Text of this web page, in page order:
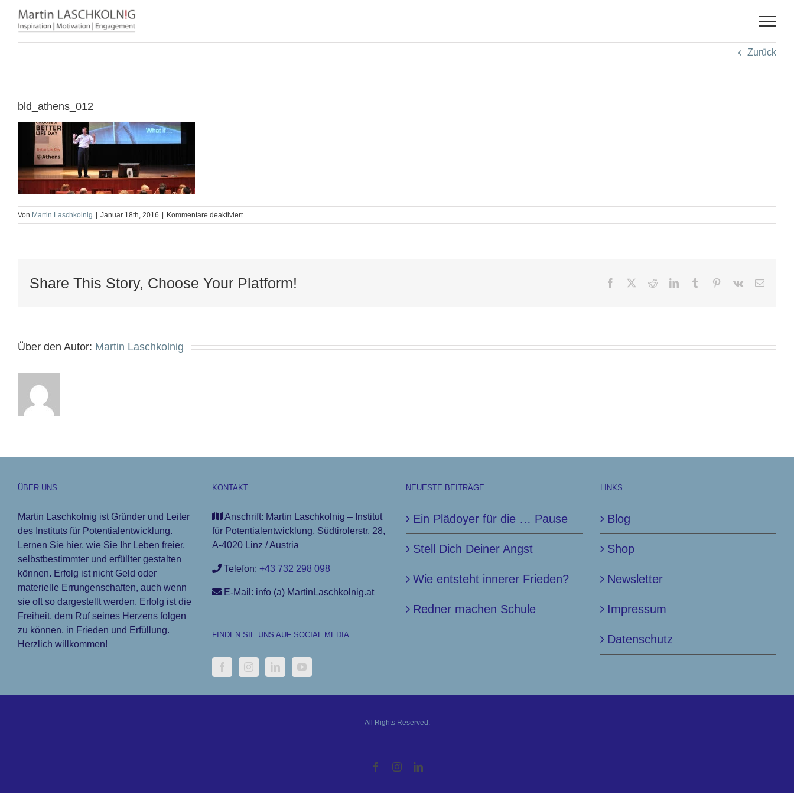
Inhalt
springen
Zurück
bld_athens_012
Von Martin Laschkolnig Januar 18th, 2016 Kommentare deaktiviertfür
bld_athens_012
Share This Story, Choose Your Platform! Facebook RedditLinkedInTumblr Pinterest
Vk
E-
Über den Autor: Martin Laschkolnig
ÜBER UNS
Martin Laschkolnig ist Gründer und Leiter
des Instituts für Potentialentwicklung.
Lernen Sie hier, wie Sie Ihr Leben freier,
selbstbestimmter und erfüllter gestalten
können. Erfolg ist nicht Geld oder
materielle Errungenschaften, auch wenn
sie oft so dargestellt werden. Erfolg ist die
Freiheit, dem Ruf seines Herzens folgen
zu können, in Frieden und Erfüllung.
Herzlich willkommen!
KONTAKT
Anschrift: Martin Laschkolnig – Institut
für Potentialentwicklung, Südtirolerstr. 28,
A-4020 Linz / Austria
Telefon: +43 732 298 098
E-Mail: info (a) MartinLaschkolnig.at
FINDEN SIE UNS AUF SOCIAL MEDIA
NEUESTE BEITRÄGE
Ein Plädoyer für die … Pause
Stell Dich Deiner Angst
Wie entsteht innerer Frieden?
Redner machen Schule
LINKS
Blog
Shop
Newsletter
Impressum
Datenschutz
All Rights Reserved.
FacebookInstagramLinkedIn